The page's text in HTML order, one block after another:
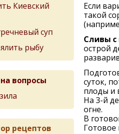
Если
такой
Сливы с
острой
суток,
плоды и
На 3-й
огне.
В
Готовое
Киевский
суп
рыбу
вопросы
рецептов